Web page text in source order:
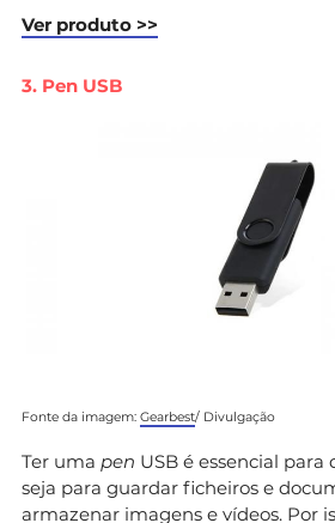
Ver produto >>
3. Pen USB
Fonte da imagem: Gearbest/ Divulgação
Ter uma pen USB é essencial para
seja para guardar ficheiros e
armazenar imagens e vídeos. Por